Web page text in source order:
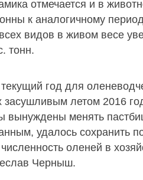
отмечается и в
к аналогичному
видов в живом весе
тонн.
год для
летом 2016
вынуждены менять
удалось сохранить
оленей в
Черныш.